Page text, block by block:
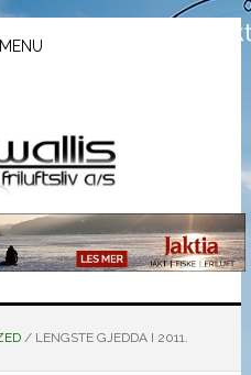
MENU
/LENGSTE GJEDDA I 2011.